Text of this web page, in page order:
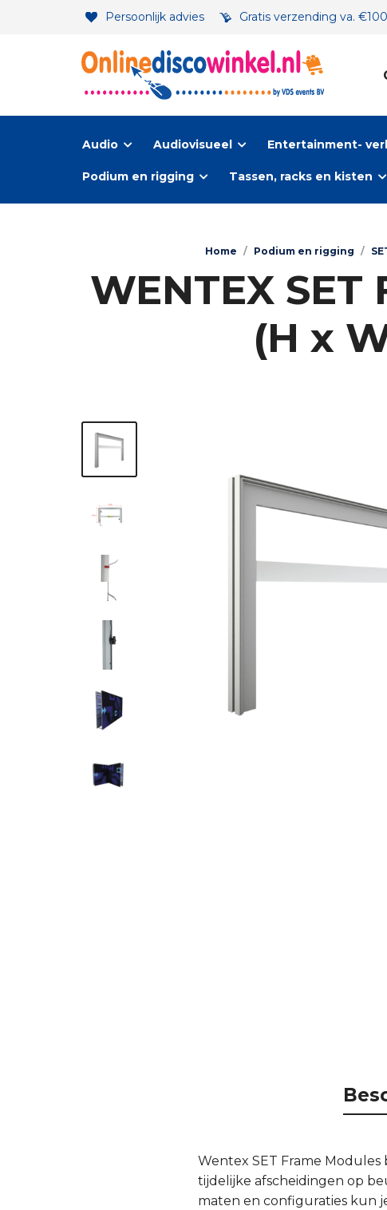
Persoonlijk advies Gratis verzending va. €100
Audio Audiovisueel Entertainment-
Podium en rigging Tassen, racks en kisten
Home / Podium en rigging /
WENTEX
(H x
Wentex SET Frame
tijdelijke afscheidingen op
maten en configuraties kun